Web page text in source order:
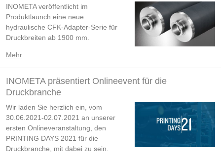
INOMETA veröffentlicht im
Produktlaunch eine neue
hydraulische CFK-Adapter-Serie für
Druckbreiten ab 1900 mm.
Mehr
INOMETA präsentiert Onlineevent für die
Druckbranche
Wir laden Sie herzlich ein, vom
30.06.2021-02.07.2021 an unserer
ersten Onlineveranstaltung, den
PRINTING DAYS 2021 für die
Druckbranche, mit dabei zu sein.